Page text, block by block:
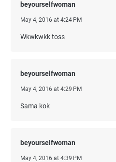
beyourselfwoman
May 4, 2016 at 4:24 PM
Wkwkwkk toss
beyourselfwoman
May 4, 2016 at 4:29 PM
Sama kok
beyourselfwoman
May 4, 2016 at 4:39 PM